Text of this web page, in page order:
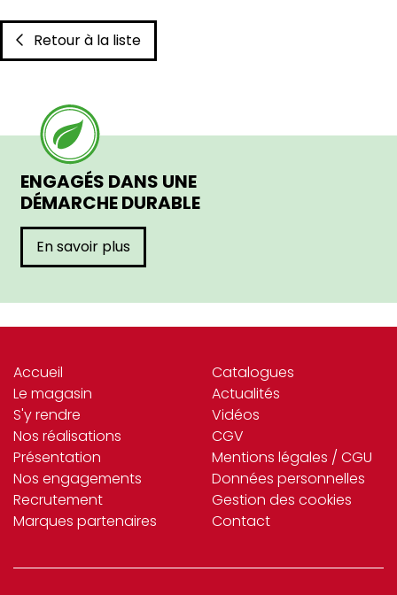
Retour à la liste
ENGAGÉS DANS UNE
DÉMARCHE DURABLE
En savoir plus
Accueil
Le magasin
S'y rendre
Nos réalisations
Présentation
Nos engagements
Recrutement
Marques partenaires
Catalogues
Actualités
Vidéos
CGV
Mentions légales / CGU
Données personnelles
Gestion des cookies
Contact